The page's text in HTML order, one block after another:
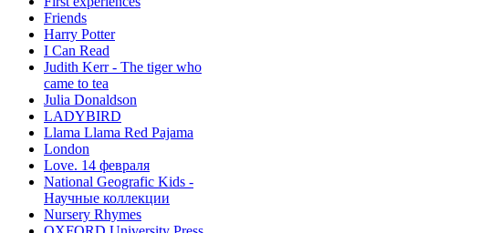
Friends
Harry Potter
I Can Read
Judith Kerr - The tiger who
came to tea
Julia Donaldson
LADYBIRD
Llama Llama Red Pajama
London
Love. 14 февраля
National Geografic Kids -
Научные коллекции
Nursery Rhymes